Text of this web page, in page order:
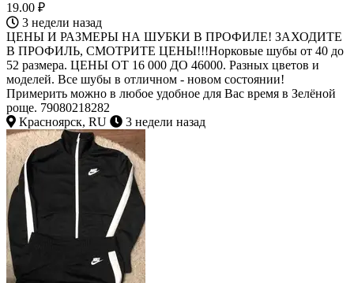
19.00 ₽
3 недели назад
ЦЕНЫ И РАЗМЕРЫ НА ШУБКИ В ПРОФИЛЕ! ЗАХОДИТЕ
В ПРОФИЛЬ, СМОТРИТЕ ЦЕНЫ!!!Норковые шубы от 40 до
52 размера. ЦЕНЫ ОТ 16 000 ДО 46000. Разных цветов и
моделей. Все шубы в отличном - новом состоянии!
Примерить можно в любое удобное для Вас время в Зелёной
роще. 79080218282
Красноярск, RU
3 недели назад